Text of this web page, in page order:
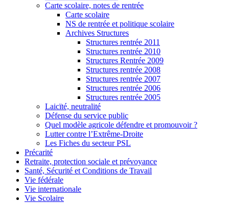
Carte scolaire, notes de rentrée
Carte scolaire
NS de rentrée et politique scolaire
Archives Structures
Structures rentrée 2011
Structures rentrée 2010
Structures Rentrée 2009
Structures rentrée 2008
Structures rentrée 2007
Structures rentrée 2006
Structures rentrée 2005
Laicïté, neutralité
Défense du service public
Quel modèle agricole défendre et promouvoir ?
Lutter contre l’Extrême-Droite
Les Fiches du secteur PSL
Précarité
Retraite, protection sociale et prévoyance
Santé, Sécurité et Conditions de Travail
Vie fédérale
Vie internationale
Vie Scolaire